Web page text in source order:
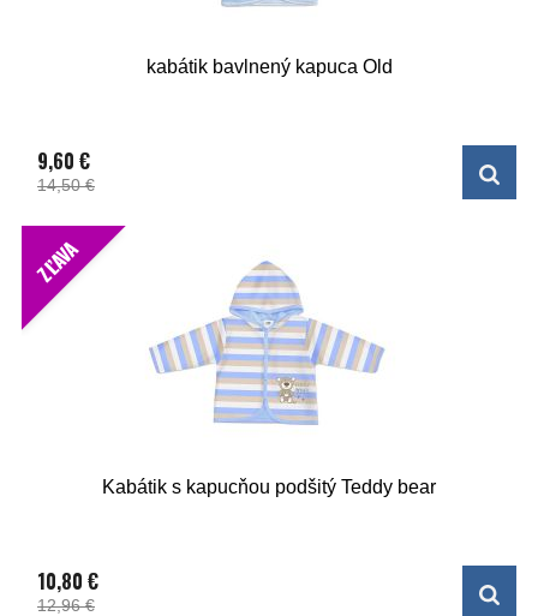
kabátik bavlnený kapuca Old
9,60 €
14,50 €
ZĽAVA
Kabátik s kapucňou podšitý Teddy bear
10,80 €
12,96 €